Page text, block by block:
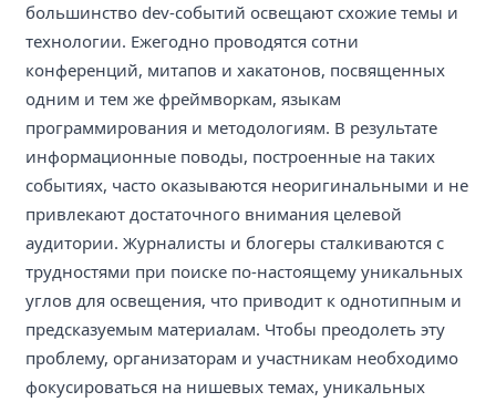
большинство dev-событий освещают схожие темы и
технологии. Ежегодно проводятся сотни
конференций, митапов и хакатонов, посвященных
одним и тем же фреймворкам, языкам
программирования и методологиям. В результате
информационные поводы, построенные на таких
событиях, часто оказываются неоригинальными и не
привлекают достаточного внимания целевой
аудитории. Журналисты и блогеры сталкиваются с
трудностями при поиске по-настоящему уникальных
углов для освещения, что приводит к однотипным и
предсказуемым материалам. Чтобы преодолеть эту
проблему, организаторам и участникам необходимо
фокусироваться на нишевых темах, уникальных